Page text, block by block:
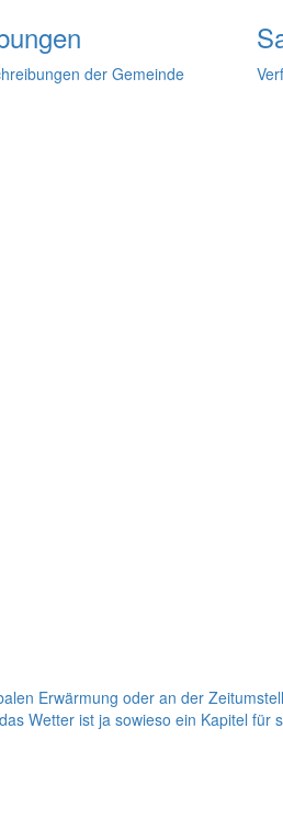
der Gemeinde
Erwärmung oder an der
Wetter ist ja sowieso ein Kapitel für